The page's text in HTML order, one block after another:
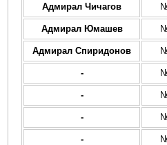
Адмирал Чичагов
Адмирал Юмашев
Адмирал Спиридонов
-
-
-
-